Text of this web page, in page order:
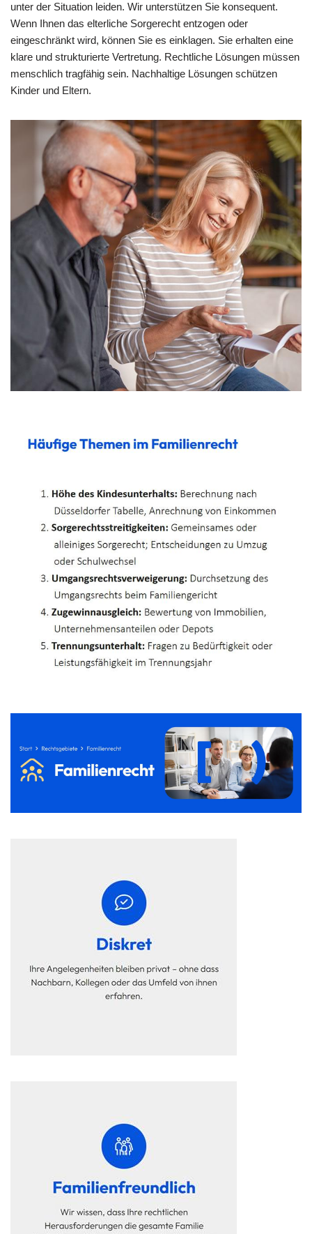
unter der Situation leiden. Wir unterstützen Sie konsequent.
Wenn Ihnen das elterliche Sorgerecht entzogen oder
eingeschränkt wird, können Sie es einklagen. Sie erhalten eine
klare und strukturierte Vertretung. Rechtliche Lösungen müssen
menschlich tragfähig sein. Nachhaltige Lösungen schützen
Kinder und Eltern.